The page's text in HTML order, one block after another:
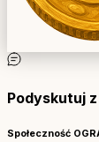
Podyskutuj
Społeczność